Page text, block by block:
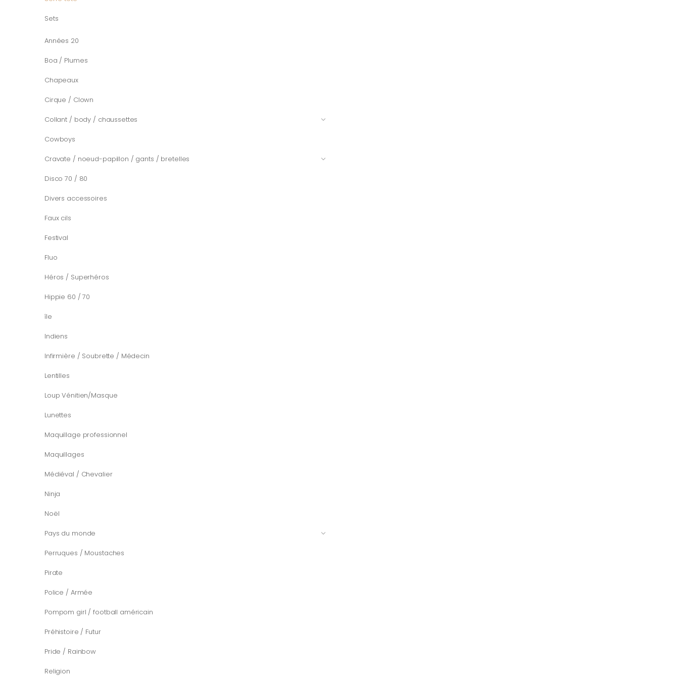
Sets
Années 20
Boa / Plumes
Chapeaux
Cirque / Clown
Collant / body / chaussettes
Cowboys
Cravate / noeud-papillon / gants / bretelles
Disco 70 / 80
Divers accessoires
Faux cils
Festival
Fluo
Héros / Superhéros
Hippie 60 / 70
île
Indiens
Infirmière / Soubrette / Médecin
Lentilles
Loup Vénitien/Masque
Lunettes
Maquillage professionnel
Maquillages
Médiéval / Chevalier
Ninja
Noël
Pays du monde
Perruques / Moustaches
Pirate
Police / Armée
Pompom girl / football américain
Préhistoire / Futur
Pride / Rainbow
Religion